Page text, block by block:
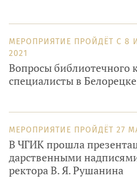
МЕРОПРИЯТИЕ ПРОЙДЁТ С 8
2021
Вопросы библиотечного
специалисты в Белорецке
МЕРОПРИЯТИЕ ПРОЙДЁТ 27
В ЧГИК прошла
дарственными
ректора В. Я. Рушанина